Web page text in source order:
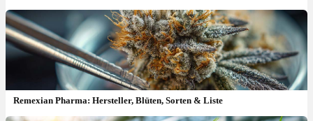
Remexian Pharma: Hersteller, Blüten, Sorten & Liste